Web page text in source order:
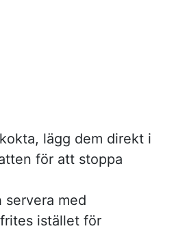
lägg dem direkt i
för att stoppa
med
istället för